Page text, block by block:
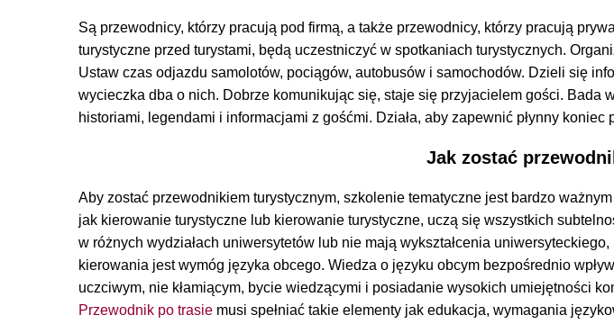
Są przewodnicy, którzy pracują pod firmą, a także przewodnicy, którzy pracują
turystyczne przed turystami, będą uczestniczyć w spotkaniach turystycznych.
Ustaw czas odjazdu samolotów, pociągów, autobusów i samochodów. Dzieli się
wycieczka dba o nich. Dobrze komunikując się, staje się przyjacielem gości.
historiami, legendami i informacjami z gośćmi. Działa, aby zapewnić płynny koniec
Jak zostać
Aby zostać przewodnikiem turystycznym, szkolenie tematyczne jest bardzo
jak kierowanie turystyczne lub kierowanie turystyczne, uczą się wszystkich
w różnych wydziałach uniwersytetów lub nie mają wykształcenia
kierowania jest wymóg języka obcego. Wiedza o języku obcym bezpośrednio
uczciwym, nie kłamiącym, bycie wiedzącymi i posiadanie wysokich umiejętności
Przewodnik po trasie musi spełniać takie elementy jak edukacja, wymagania